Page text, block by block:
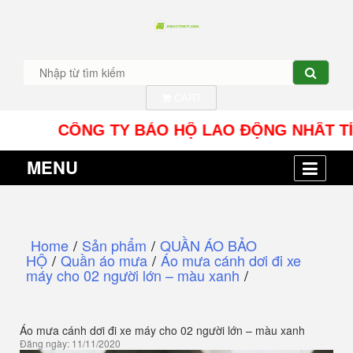
CÔNG TY BẢO HỘ LAO ĐỘNG NHÂT
MENU
Home / Sản phẩm / QUẦN ÁO BẢO
HỘ / Quần áo mưa / Áo mưa cánh dơi đi xe
máy cho 02 người lớn – màu xanh /
Áo mưa cánh dơi đi xe máy cho 02 người lớn – màu xanh
Đăng ngày: 11/11/2020